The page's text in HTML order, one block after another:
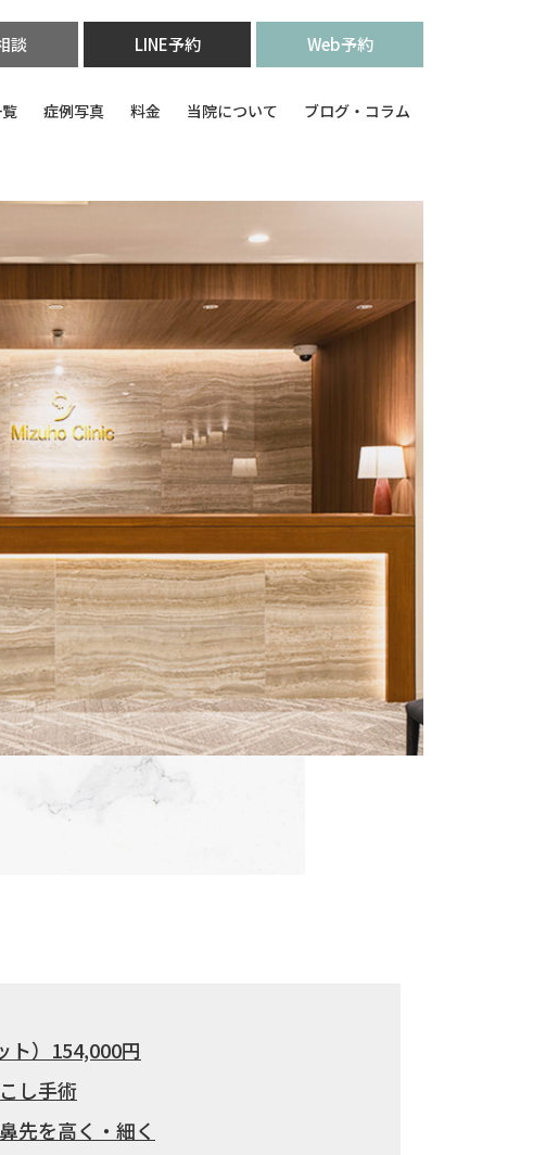
談 LINE予約 Web予約
症例写真 料金 当院について ブログ・コラム
ト）154,000円
し手術
先を高く・細く